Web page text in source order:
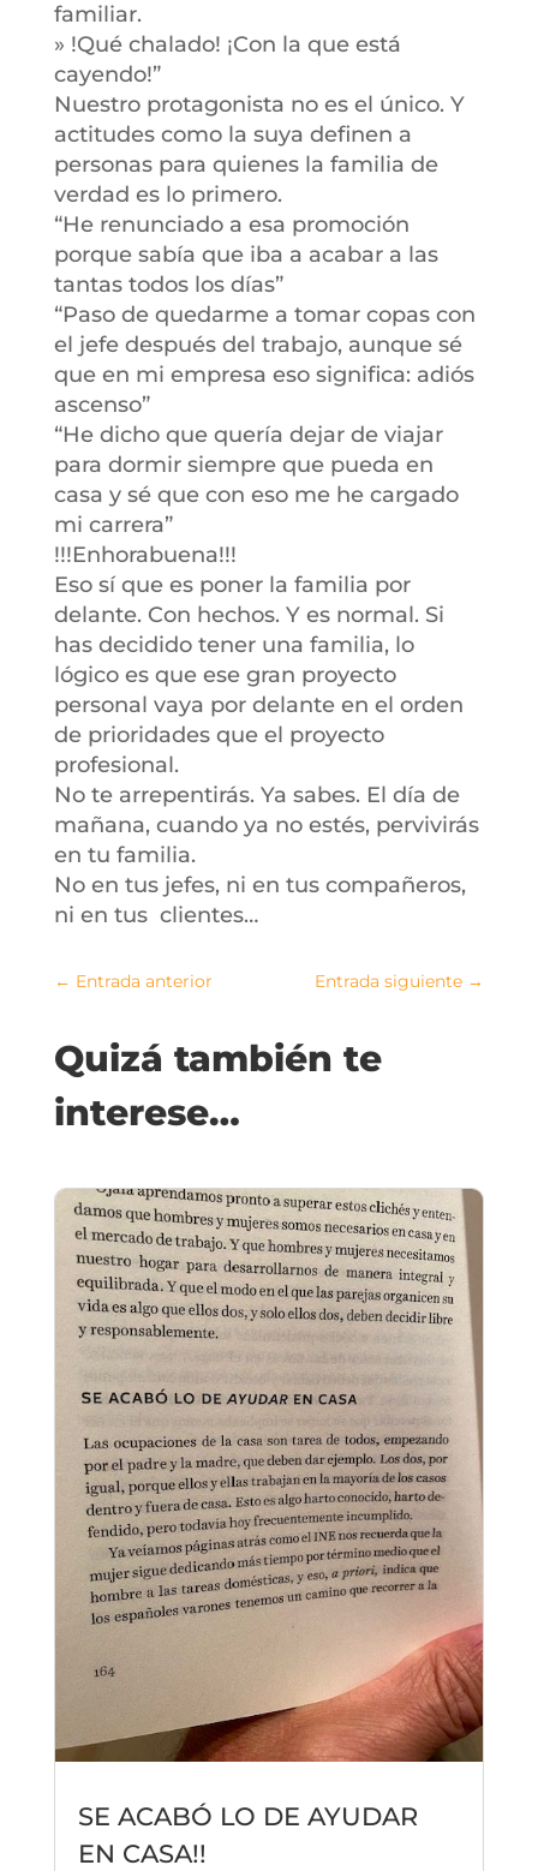
familiar.
» !Qué chalado! ¡Con la que está
cayendo!”
Nuestro protagonista no es el único. Y
actitudes como la suya definen a
personas para quienes la familia de
verdad es lo primero.
“He renunciado a esa promoción
porque sabía que iba a acabar a las
tantas todos los días”
“Paso de quedarme a tomar copas con
el jefe después del trabajo, aunque sé
que en mi empresa eso significa: adiós
ascenso”
“He dicho que quería dejar de viajar
para dormir siempre que pueda en
casa y sé que con eso me he cargado
mi carrera”
!!!Enhorabuena!!!
Eso sí que es poner la familia por
delante. Con hechos. Y es normal. Si
has decidido tener una familia, lo
lógico es que ese gran proyecto
personal vaya por delante en el orden
de prioridades que el proyecto
profesional.
No te arrepentirás. Ya sabes. El día de
mañana, cuando ya no estés, pervivirás
en tu familia.
No en tus jefes, ni en tus compañeros,
ni en tus clientes…
← Entrada anterior Entrada siguiente →
Quizá también te
interese…
SE ACABÓ LO DE AYUDAR
EN CASA!!